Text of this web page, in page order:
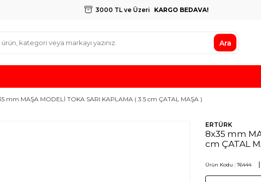
3000 TL ve Üzeri KARGO BEDAVA!
Ara
mm MAŞA MODELİ TOKA SARI KAPLAMA ( 3.5 cm ÇATAL MAŞA )
ERTÜRK
8x35 mm
cm ÇATAL
Ürün Kodu :T6444